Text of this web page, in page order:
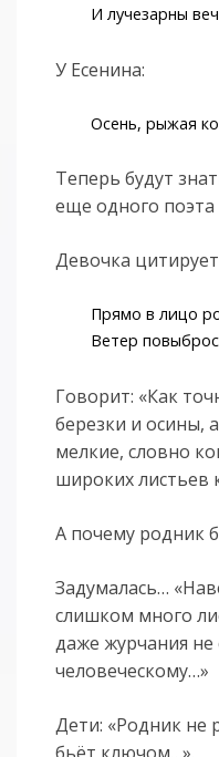
И лучезарны
У Есенина:
Осень, рыжая
Теперь будут
еще одного
Девочка
Прямо в лицо
Ветер
Говорит: «Как
березки и осины,
мелкие, словно
широких листьев
А почему родник
Задумалась…
слишком много
даже журчания не
человеческому…»
Дети: «Родник не